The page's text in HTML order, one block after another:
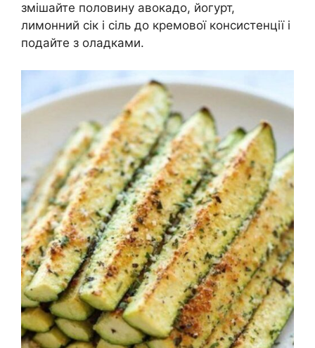
змішайте половину авокадо, йогурт,
лимонний сік і сіль до кремової консистенції і
подайте з оладками.